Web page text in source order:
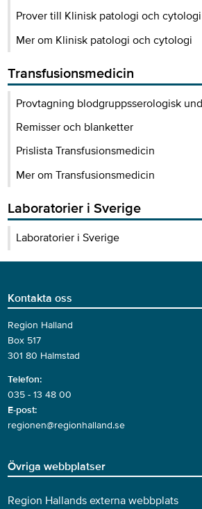
Prover till Klinisk patologi och
Mer om Klinisk patologi och cytologi
Transfusionsmedicin
Provtagning blodgruppsserologisk
Remisser och blanketter
Prislista Transfusionsmedicin
Mer om Transfusionsmedicin
Laboratorier i Sverige
Laboratorier i Sverige
Kontakta oss
Region Halland
Box 517
301 80 Halmstad
Telefon:
035 - 13 48 00
E-post:
regionen@regionhalland.se
Övriga webbplatser
Region Hallands externa webbplats